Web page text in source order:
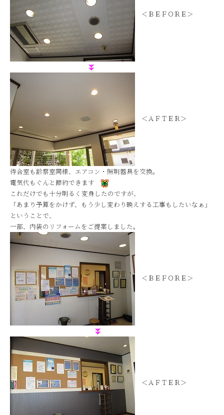
＜ＢＥＦＯＲＥ＞
＜ＡＦＴＥＲ＞
待合室も診察室同様、エアコン・照明器具を交換。
電気代もぐんと節約できます
これだけでも十分明るく変身したのですが、
「あまり予算をかけず、もう少し変わり映えする工事もしたいなぁ」
ということで、
一部、内装のリフォームをご提案しました。
＜ＢＥＦＯＲＥ＞
＜ＡＦＴＥＲ＞